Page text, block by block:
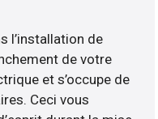
l’installation de
de votre
et s’occupe de
Ceci vous